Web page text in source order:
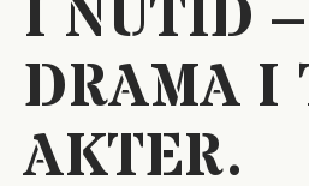
I NUTID
DRAMA I
AKTER.